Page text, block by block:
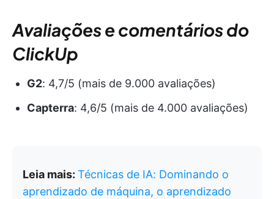
Avaliações e comentários do
ClickUp
G2: 4,7/5 (mais de 9.000 avaliações)
Capterra: 4,6/5 (mais de 4.000 avaliações)
Leia mais: Técnicas de IA: Dominando o
aprendizado de máquina, o aprendizado